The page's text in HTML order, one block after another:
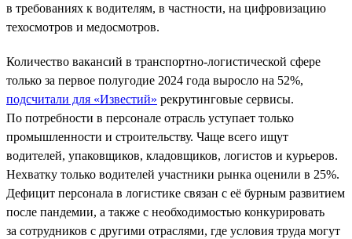
в требованиях к водителям, в частности, на цифровизацию
техосмотров и медосмотров.
Количество вакансий в транспортно-логистической сфере
только за первое полугодие 2024 года выросло на 52%,
подсчитали для «Известий» рекрутинговые сервисы.
По потребности в персонале отрасль уступает только
промышленности и строительству. Чаще всего ищут
водителей, упаковщиков, кладовщиков, логистов и курьеров.
Нехватку только водителей участники рынка оценили в 25%.
Дефицит персонала в логистике связан с её бурным развитием
после пандемии, а также с необходимостью конкурировать
за сотрудников с другими отраслями, где условия труда могут